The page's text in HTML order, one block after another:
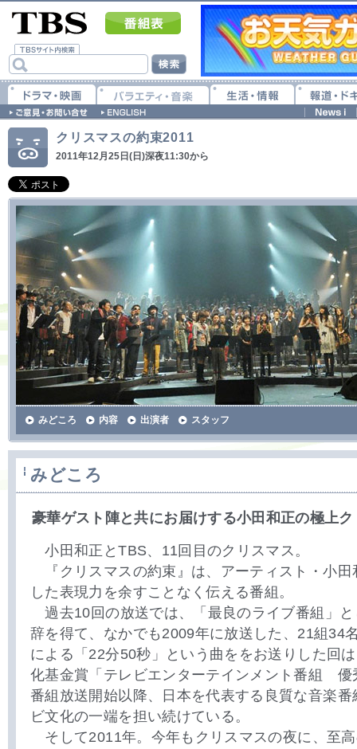
クリスマスの約束2011
2011年12月25日(日)深夜11:30から
みどころ 内容 出演者 スタッフ
みどころ
豪華ゲスト陣と共にお届けする小田和正の極上
小田和正とTBS、11回目のクリスマス。
『クリスマスの約束』は、アーティスト・小田
した表現力を余すことなく伝える番組。
過去10回の放送では、「最良のライブ番組」
辞を得て、なかでも2009年に放送した、21組34
による「22分50秒」という曲ををお送りした回
化基金賞「テレビエンターテインメント番組 優
番組放送開始以降、日本を代表する良質な音楽
ビ文化の一端を担い続けている。
そして2011年。今年もクリスマスの夜に、至